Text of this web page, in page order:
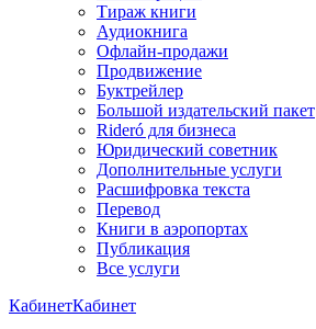
Тираж книги
Аудиокнига
Офлайн-продажи
Продвижение
Буктрейлер
Большой издательский пакет
Rideró для бизнеса
Юридический советник
Дополнительные услуги
Расшифровка текста
Перевод
Книги в аэропортах
Публикация
Все услуги
КабинетКабинет